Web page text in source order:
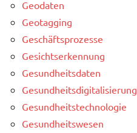
Geodaten
Geotagging
Geschäftsprozesse
Gesichtserkennung
Gesundheitsdaten
Gesundheitsdigitalisierung
Gesundheitstechnologie
Gesundheitswesen